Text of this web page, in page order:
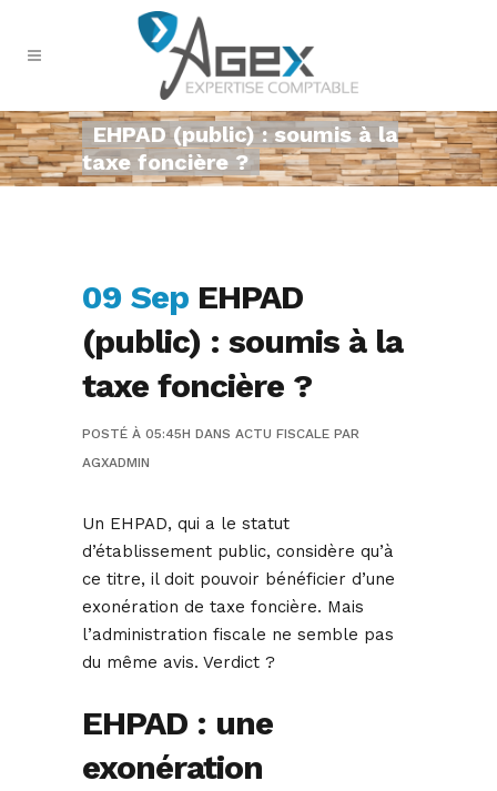
EHPAD (public) : soumis à la
taxe foncière ?
09 Sep EHPAD
(public) : soumis à la
taxe foncière ?
POSTÉ À 05:45H DANS ACTU FISCALE PAR
AGXADMIN
Un EHPAD, qui a le statut
d’établissement public, considère qu’à
ce titre, il doit pouvoir bénéficier d’une
exonération de taxe foncière. Mais
l’administration fiscale ne semble pas
du même avis. Verdict ?
EHPAD : une
exonération